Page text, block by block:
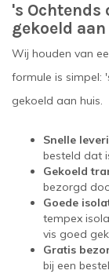
's Ochtends
gekoeld
Wij houden van
formule is simpel:
gekoeld aan huis.
Snelle
besteld dat
Gekoeld
bezorgd
Goede
tempex
vis goed
Gratis
bij een